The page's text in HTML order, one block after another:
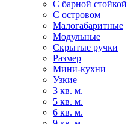
С барной стойкой
С островом
Малогабаритные
Модульные
Скрытые ручки
Размер
Мини-кухни
Узкие
3 кв. м.
5 кв. м.
6 кв. м.